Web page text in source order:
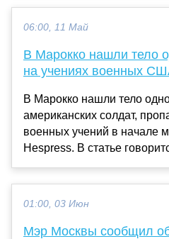
06:00, 11 Май
В Марокко нашли тело
на учениях военных
В Марокко нашли тело
американских солдат,
военных учений в начале
Hespress. В статье
01:00, 03 Июн
Мэр Москвы сообщил